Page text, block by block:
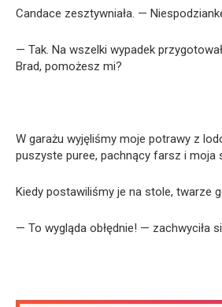
Candace zesztywniała. —
— Tak. Na wszelki wypadek
Brad, pomożesz mi?
W garażu wyjęliśmy moje potrawy z
puszyste puree, pachnący farsz i moja
Kiedy postawiliśmy je na stole, twarze
— To wygląda obłędnie! — zachwyciła